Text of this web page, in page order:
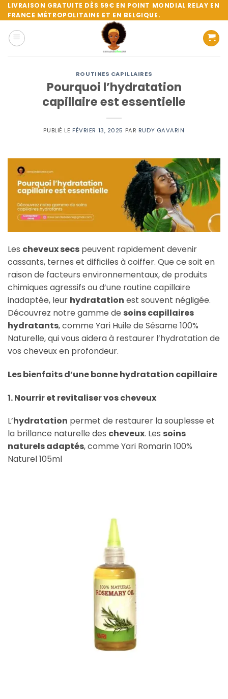
Passer
au
contenu
LIVRAISON GRATUITE DÈS 59€ EN POINT MONDIAL RELAY EN
FRANCE MÉTROPOLITAINE ET EN BELGIQUE.
ROUTINES CAPILLAIRES
Pourquoi l’hydratation
capillaire est essentielle
PUBLIÉ LE FÉVRIER 13, 2025 PAR RUDY GAVARIN
Les cheveux secs peuvent rapidement devenir
cassants, ternes et difficiles à coiffer. Que ce soit en
raison de facteurs environnementaux, de produits
chimiques agressifs ou d’une routine capillaire
inadaptée, leur hydratation est souvent négligée.
Découvrez notre gamme de soins capillaires
hydratants, comme Yari Huile de Sésame 100%
Naturelle, qui vous aidera à restaurer l’hydratation de
vos cheveux en profondeur.
Les bienfaits d’une bonne hydratation capillaire
1. Nourrir et revitaliser vos cheveux
L’hydratation permet de restaurer la souplesse et
la brillance naturelle des cheveux. Les soins
naturels adaptés, comme Yari Romarin 100%
Naturel 105ml